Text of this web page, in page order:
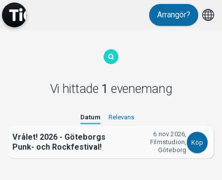
Arrangör?
Vi hittade 1 evenemang
Datum Relevans
Vrålet! 2026 - Göteborgs
Punk- och Rockfestival!
6 nov 2026,
Filmstudion,
Göteborg
Köp